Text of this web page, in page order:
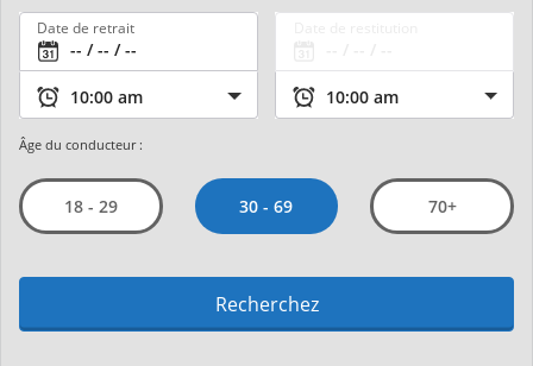
Date de retrait
Âge du conducteur :
18 - 29 30 - 69 70+
Recherchez